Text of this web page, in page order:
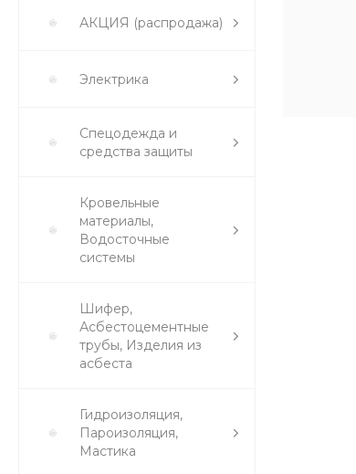
АКЦИЯ (распродажа)
Электрика
Спецодежда и
средства защиты
Кровельные
материалы,
Водосточные
системы
Шифер,
Асбестоцементные
трубы, Изделия из
асбеста
Гидроизоляция,
Пароизоляция,
Мастика